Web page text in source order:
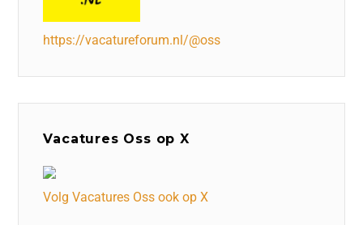
https://vacatureforum.nl/@oss
Vacatures Oss op X
Volg Vacatures Oss ook op X